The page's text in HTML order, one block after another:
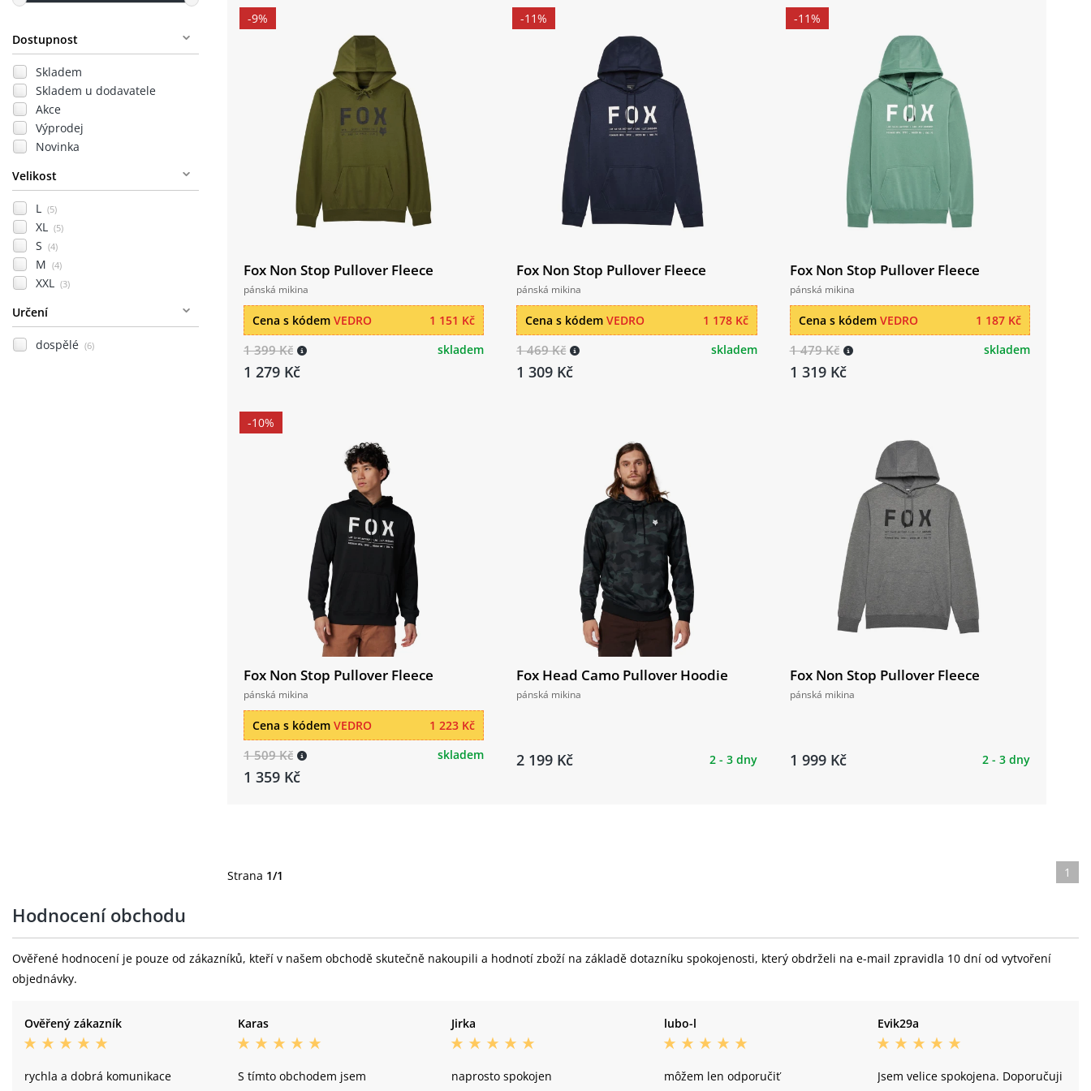
Dostupnost
Skladem
Skladem u dodavatele
Akce
Výprodej
Novinka
Velikost
L (5)
XL (5)
S (4)
M (4)
XXL (3)
Určení
dospělé (6)
-9%
Fox Non Stop Pullover Fleece
pánská mikina
1 151 Kč
Cena s kódem VEDRO
1 399 Kč
1 279 Kč
skladem
-11%
Fox Non Stop Pullover Fleece
pánská mikina
1 178 Kč
Cena s kódemVEDRO
1 469 Kč
1 309 Kč
skladem
-11%
Fox Non Stop Pullover Fleece
pánská mikina
1 187 Kč
Cena s kódem VEDRO
1 479 Kč
1 319 Kč
skladem
-10%
Fox Non Stop Pullover Fleece
pánská mikina
1 223 Kč
Cena s kódem VEDRO
1 509 Kč
1 359 Kč
skladem
Fox Head Camo Pullover Hoodie
pánská mikina
2 199 Kč 2 - 3 dny
Fox Non Stop Pullover Fleece
pánská mikina
1 999 Kč 2 - 3 dny
Strana 1/1 1
Hodnocení obchodu
Ověřené hodnocení je pouze od zákazníků, kteří v našem obchodě skutečně nakoupili a hodnotí zboží na základě dotazníku spokojenosti, který obdrželi na e-mail zpravidla 10 dní od vytvoření
objednávky.
Ověřený zákazník
rychla a dobrá komunikace
Karas
S tímto obchodem jsem
Jirka
naprosto spokojen
lubo-l
môžem len odporučiť
Evik29a
Jsem velice spokojena. Doporučuji